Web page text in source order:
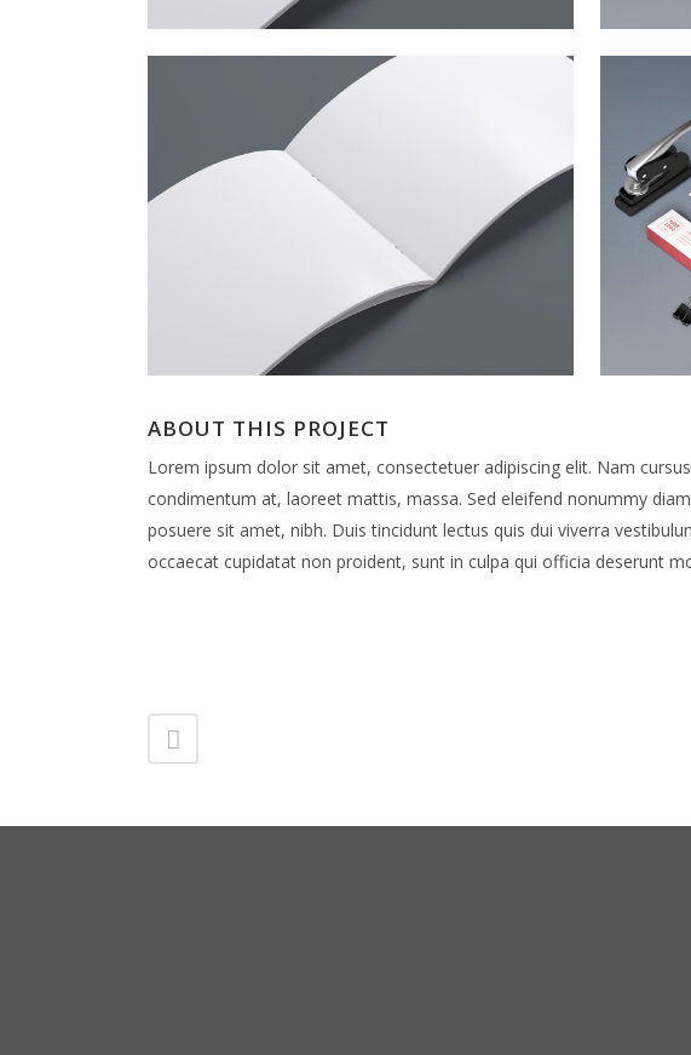
ABOUT THIS PROJECT
Lorem ipsum dolor sit amet, consectetuer adipiscing elit. Nam
condimentum at, laoreet mattis, massa. Sed eleifend nonummy
posuere sit amet, nibh. Duis tincidunt lectus quis dui viverra
occaecat cupidatat non proident, sunt in culpa qui officia deserunt